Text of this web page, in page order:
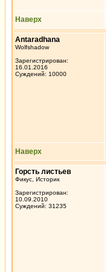
Наверх
Antaradhana
Wolfshadow
Зарегистрирован:
16.01.2016
Суждений: 10000
Наверх
Горсть листьев
Фикус, Историк
Зарегистрирован:
10.09.2010
Суждений: 31235